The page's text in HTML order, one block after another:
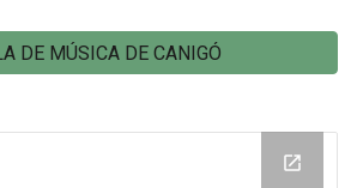
DE MÚSICA DE CANIGÓ